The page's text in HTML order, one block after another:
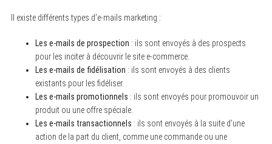
Il existe différents types d’e-mails marketing :
Les e-mails de prospection : ils sont envoyés à des prospects
pour les inciter à découvrir le site e-commerce.
Les e-mails de fidélisation : ils sont envoyés à des clients
existants pour les fidéliser.
Les e-mails promotionnels : ils sont envoyés pour promouvoir un
produit ou une offre spéciale.
Les e-mails transactionnels : ils sont envoyés à la suite d’une
action de la part du client, comme une commande ou une